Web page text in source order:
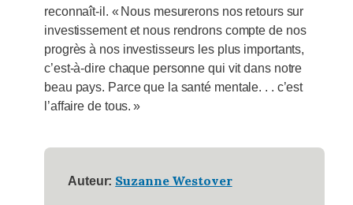
reconnaît-il. « Nous mesurerons nos retours sur
investissement et nous rendrons compte de nos
progrès à nos investisseurs les plus importants,
c’est-à-dire chaque personne qui vit dans notre
beau pays. Parce que la santé mentale. . . c’est
l’affaire de tous. »
Auteur: Suzanne Westover